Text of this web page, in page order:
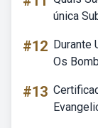
única
#12 Durante
Os
#13